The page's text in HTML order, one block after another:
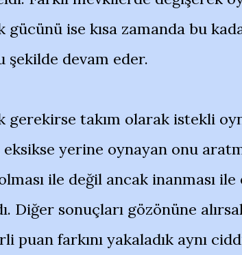
gücünü ise kısa zamanda bu
şekilde devam eder.
gerekirse takım olarak istekli
eksikse yerine oynayan onu
ile değil ancak inanması
Diğer sonuçları gözönüne
puan farkını yakaladık aynı